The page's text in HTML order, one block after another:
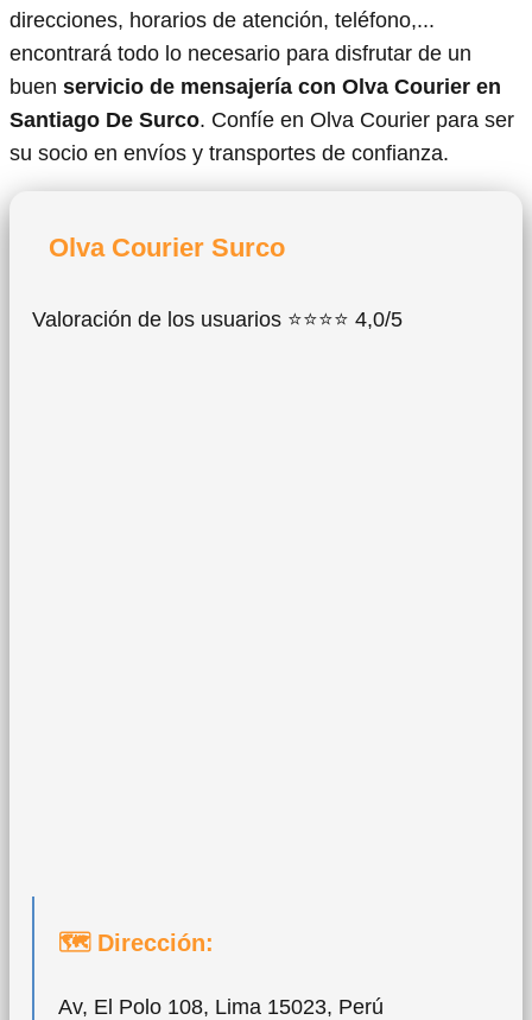
direcciones, horarios de atención, teléfono,...
encontrará todo lo necesario para disfrutar de un
buen servicio de mensajería con Olva Courier en
Santiago De Surco. Confíe en Olva Courier para ser
su socio en envíos y transportes de confianza.
Olva Courier Surco
Valoración de los usuarios ⭐⭐⭐⭐ 4,0/5
🗺 Dirección:
Av, El Polo 108, Lima 15023, Perú